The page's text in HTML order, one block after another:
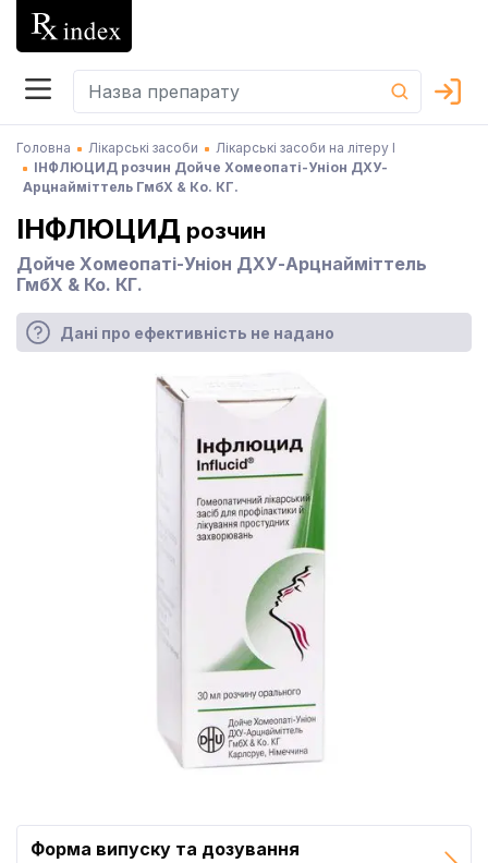
Головна Лікарські засоби
Лікарські засоби на літеру І
ІНФЛЮЦИД розчин Дойче Хомеопаті-Уніон ДХУ-
Арцнайміттель ГмбХ & Ко. КГ.
ІНФЛЮЦИД розчин
Дойче Хомеопаті-Уніон ДХУ-Арцнайміттель
ГмбХ & Ко. КГ.
Дані про ефективність не надано
Форма випуску та дозування